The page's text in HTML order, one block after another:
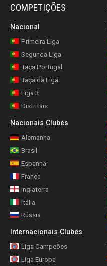
COMPETIÇÕES
Nacional
Primeira Liga
Segunda Liga
Taça Portugal
Taça da Liga
Liga 3
Distritais
Nacionais Clubes
Alemanha
Brasil
Espanha
França
Inglaterra
Itália
Rússia
Internacionais Clubes
Liga Campeões
Liga Europa